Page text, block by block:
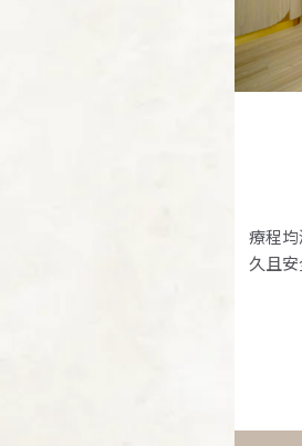
療程
久且